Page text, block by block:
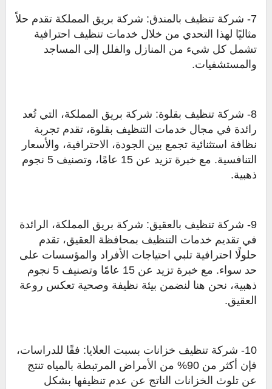
7- شركة تنظيف بالمندق: شركة بريق المملكة تقدم حلاً
مثاليًا لهذا التحدي من خلال خدمات تنظيف احترافية
تشمل كل شيء من المنازل والفلل إلى المساجد
والمستشفيات.
8- شركة تنظيف بقلوة: شركة بريق المملكة، التي تُعد
رائدة في مجال خدمات التنظيف بقلوة، تقدم تجربة
نظافة استثنائية تجمع بين الجودة، الاحترافية، والأسعار
التنافسية. مع خبرة تزيد عن 15 عامًا، وتصنيف 5 نجوم
ذهبية.
9- شركة تنظيف بالعقيق: شركة بريق المملكة، الرائدة
في تقديم خدمات التنظيف بمحافظة العقيق، تقدم
حلولًا احترافية تلبي احتياجات الأفراد والمؤسسات على
حد سواء. مع خبرة تزيد عن 15 عامًا وتصنيف 5 نجوم
ذهبية، نحن هنا لنضمن بيئة نظيفة وصحية تعكس روعة
العقيق.
10- شركة تنظيف خزانات بسبت العلايا: فقًا للدراسات،
فإن أكثر من 90% من الأمراض المرتبطة بالمياه تنتج
عن تلوث الخزانات الناتج عن عدم تنظيفها بشكل